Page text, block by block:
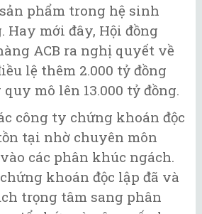
phẩm trong hệ sinh
Hay mới đây, Hội đồng
ACB ra nghị quyết về
lệ thêm 2.000 tỷ đồng
quy mô lên 13.000 tỷ đồng.
công ty chứng khoán độc
tại nhờ chuyên môn
các phân khúc ngách.
khoán độc lập đã và
trọng tâm sang phân